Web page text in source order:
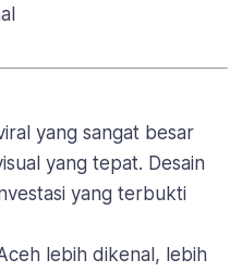
yang sangat besar
yang tepat. Desain
yang terbukti
lebih dikenal, lebih